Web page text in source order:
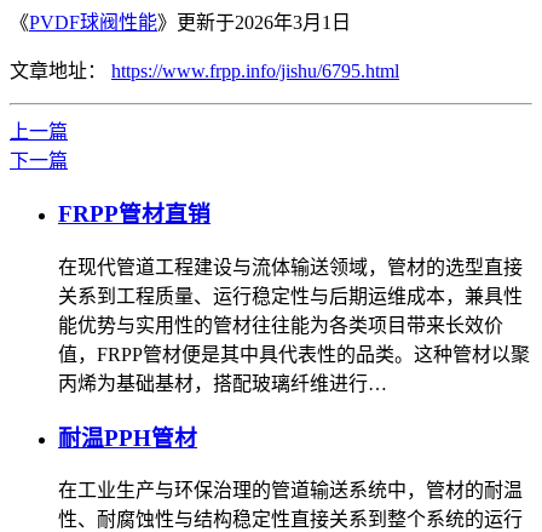
《PVDF球阀性能》更新于2026年3月1日
文章地址： https://www.frpp.info/jishu/6795.html
上一篇
下一篇
FRPP管材直销
在现代管道工程建设与流体输送领域，管材的选型直接
关系到工程质量、运行稳定性与后期运维成本，兼具性
能优势与实用性的管材往往能为各类项目带来长效价
值，FRPP管材便是其中具代表性的品类。这种管材以聚
丙烯为基础基材，搭配玻璃纤维进行…
耐温PPH管材
在工业生产与环保治理的管道输送系统中，管材的耐温
性、耐腐蚀性与结构稳定性直接关系到整个系统的运行